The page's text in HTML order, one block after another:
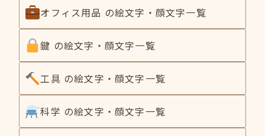
オフィス用品 の絵文字・顔文字一覧
鍵 の絵文字・顔文字一覧
工具 の絵文字・顔文字一覧
科学 の絵文字・顔文字一覧